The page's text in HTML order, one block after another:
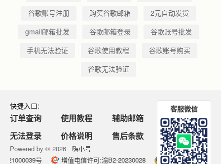
谷歌账号注册
购买谷歌邮箱
2元自动发货
gmail邮箱批发
谷歌邮箱登录
谷歌账号批发
手机无法验证
谷歌使用教程
谷歌账号购买
谷歌无法验证
快捷入口:
订单查询 使用教程
辅助邮箱
无法登录
价格说明 售后条款
Powered by © 2026 嗨小号
号
增值电信许可:渝B2-20230028 渝公网安备
客服微信